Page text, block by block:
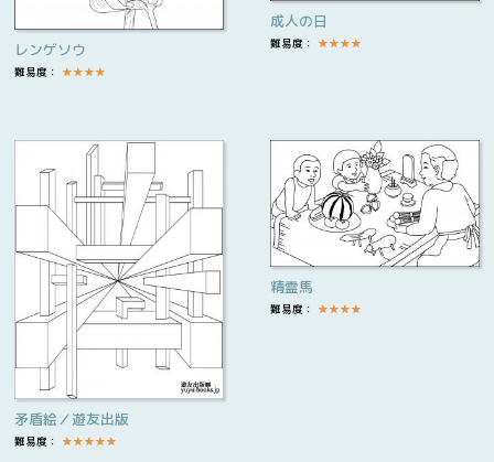
レンゲソウ
難易度： ★★★★
成人の日
難易度： ★★★★
矛盾絵／遊友出版
難易度： ★★★★★
精霊馬
難易度： ★★★★